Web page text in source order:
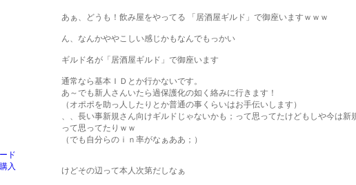
あぁ、どうも！飲み屋をやってる 「居酒屋ギルド」で御座いますｗｗｗ
ん、なんかややこしい感じかもなんでもっかい
ギルド名が「居酒屋ギルド」で御座います
通常なら基本ＩＤとか行かないです。
あ～でも新人さんいたら過保護化の如く絡みに行きます！
（オポポを助っ人したりとか普通の事くらいはお手伝いします）
、、長い事新規さん向けギルドじゃないかも；って思ってたけどもしや今は新
って思ってたりｗｗ
（でも自分らのｉｎ率がなぁああ；）
けどその辺って本人次第だしなぁ